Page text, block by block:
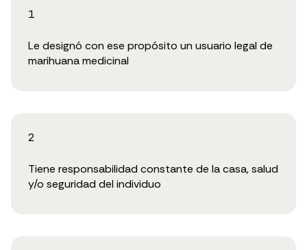
1
Le designó con ese propósito un usuario legal de
marihuana medicinal
2
Tiene responsabilidad constante de la casa, salud
y/o seguridad del individuo